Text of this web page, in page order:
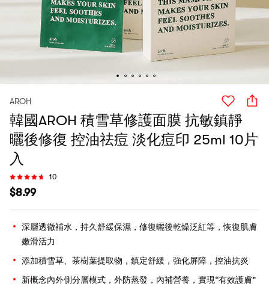
AROH
韓國AROH 積雪草修護面膜 抗敏鎮靜
曬後修復 控油祛痘 淡化痘印 25ml 10片
入
10
$8.99
深層透徹補水，持久舒緩保濕，修復曬後乾燥泛紅等，恢復肌膚
嫩滑活力
添加積雪草、茶樹葉提取物，鎮定舒緩，強化屏障，控油抗炎
新概念內外側分層模式，外防蒸發，內補營養，實現“有效護膚”